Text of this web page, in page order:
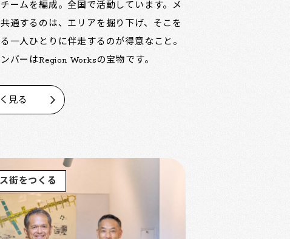
ームを編成。全国で活動しています。メ
通するのは、エリアを掘り下げ、そこを
一人ひとりに伴走するのが得意なこと。
バーはRegion Worksの宝物です。
見る
街をつくる